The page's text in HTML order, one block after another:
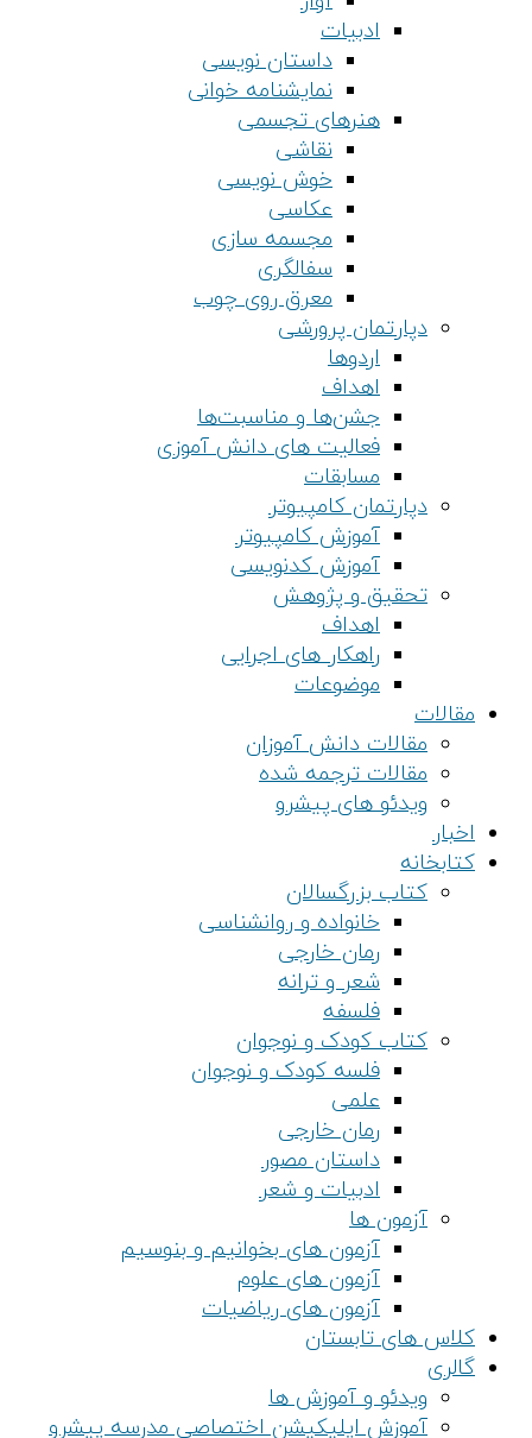
ادبیات
داستان نویسی
نمایشنامه خوانی
هنرهای تجسمی
نقاشی
خوش نویسی
عکاسی
مجسمه سازی
سفالگری
معرق روی چوب
دپارتمان پرورشی
اردوها
اهداف
جشن‌ها و مناسبت‌ها
فعالیت های دانش آموزی
مسابقات
دپارتمان کامپیوتر
آموزش کامپیوتر
آموزش کدنویسی
تحقیق و پژوهش
اهداف
راهکار های اجرایی
موضوعات
مقالات
مقالات دانش آموزان
مقالات ترجمه شده
ویدئو های پیشرو
اخبار
کتابخانه
کتاب بزرگسالان
خانواده و روانشناسی
رمان خارجی
شعر و ترانه
فلسفه
کتاب کودک و نوجوان
فلسه کودک و نوجوان
علمی
رمان خارجی
داستان مصور
ادبیات و شعر
آزمون ها
آزمون های بخوانیم و بنوسیم
آزمون های علوم
آزمون های ریاضیات
کلاس های تابستان
گالری
ویدئو و آموزش ها
آموزش اپلیکیشن اختصاصی مدرسه پیشرو